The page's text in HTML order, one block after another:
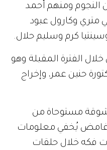
النجوم ومنهم أحمد
متري وكارول عبود
كرم وسليم حلال.
الفترة المقبلة وهو
حنين عمر، وإخراج
مستوحاة من
غامض يُخفي معلومات
فكه خلال حلقات